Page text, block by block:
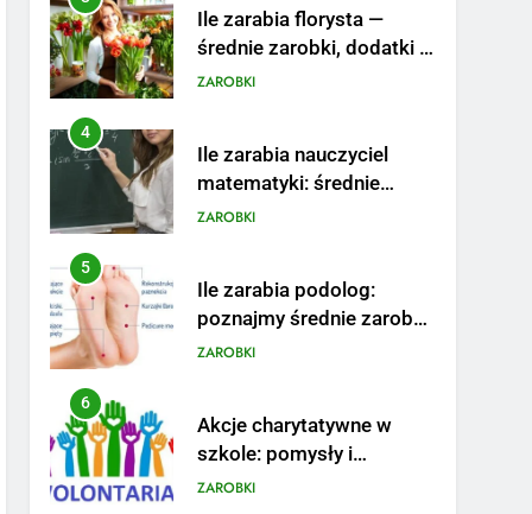
Ile zarabia florysta —
średnie zarobki, dodatki i
sposoby na podwyżkę
ZAROBKI
4
Ile zarabia nauczyciel
matematyki: średnie
zarobki, dodatki i
ZAROBKI
5
Ile zarabia podolog:
poznajmy średnie zarobki
na tym stanowisku
ZAROBKI
6
Akcje charytatywne w
szkole: pomysły i
przykłady, które
ZAROBKI